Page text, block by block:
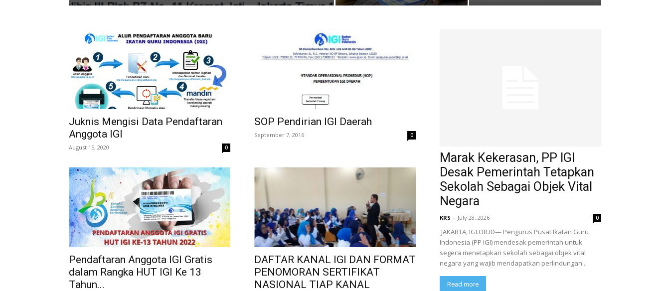
Juknis Mengisi Data Pendaftaran
Anggota IGI
August 15, 2020 0
SOP Pendirian IGI Daerah
September 7, 2016 0
Pendaftaran Anggota IGI Gratis
dalam Rangka HUT IGI Ke 13
Tahun...
DAFTAR KANAL IGI DAN FORMAT
PENOMORAN SERTIFIKAT
NASIONAL TIAP KANAL
Marak Kekerasan, PP IGI
Desak Pemerintah Tetapkan
Sekolah Sebagai Objek Vital
Negara
KRS - July 28, 2026 0
​ ​JAKARTA, IGI.OR.ID— Pengurus Pusat Ikatan Guru
Indonesia (PP IGI) mendesak pemerintah untuk
segera menetapkan sekolah sebagai objek vital
negara yang wajib mendapatkan perlindungan...
Read more